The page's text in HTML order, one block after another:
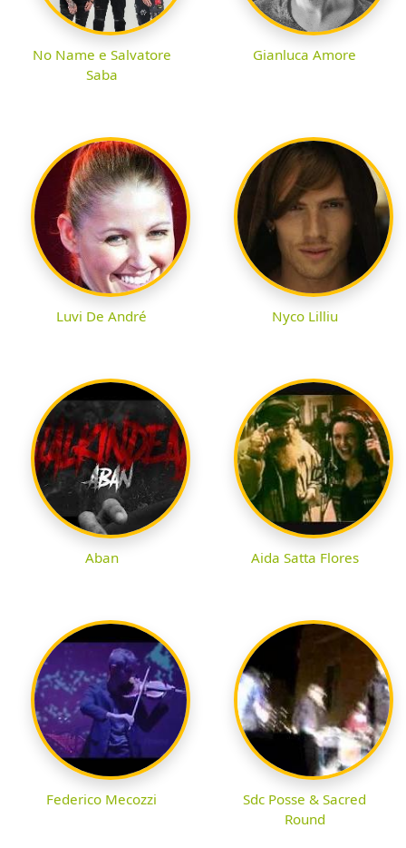
No Name e Salvatore
Saba
Gianluca Amore
Luvi De André Nyco Lilliu
Aban Aida Satta Flores
Federico Mecozzi
Sdc Posse & Sacred
Round